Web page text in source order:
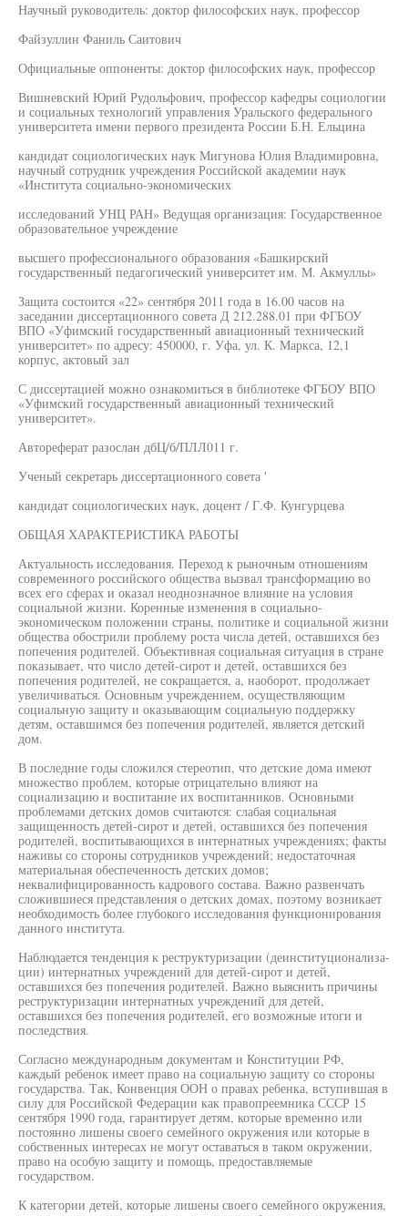
Научный руководитель: доктор философских наук, профессор
Файзуллин Фаниль Саитович
Официальные оппоненты: доктор философских наук, профессор
Вишневский Юрий Рудольфович, профессор кафедры социологии
и социальных технологий управления Уральского федерального
университета имени первого президента России Б.Н. Ельцина
кандидат социологических наук Мигунова Юлия Владимировна,
научный сотрудник учреждения Российской академии наук
«Института социально-экономических
исследований УНЦ РАН» Ведущая организация: Государственное
образовательное учреждение
высшего профессионального образования «Башкирский
государственный педагогический университет им. М. Акмуллы»
Защита состоится «22» сентября 2011 года в 16.00 часов на
заседании диссертационного совета Д 212.288.01 при ФГБОУ
ВПО «Уфимский государственный авиационный технический
университет» по адресу: 450000, г. Уфа, ул. К. Маркса, 12,1
корпус, актовый зал
С диссертацией можно ознакомиться в библиотеке ФГБОУ ВПО
«Уфимский государственный авиационный технический
университет».
Автореферат разослан дбЦ/б/ПЛЛ011 г.
Ученый секретарь диссертационного совета '
кандидат социологических наук, доцент / Г.Ф. Кунгурцева
ОБЩАЯ ХАРАКТЕРИСТИКА РАБОТЫ
Актуальность исследования. Переход к рыночным отношениям
современного российского общества вызвал трансформацию во
всех его сферах и оказал неоднозначное влияние на условия
социальной жизни. Коренные изменения в социально-
экономическом положении страны, политике и социальной жизни
общества обострили проблему роста числа детей, оставшихся без
попечения родителей. Объективная социальная ситуация в стране
показывает, что число детей-сирот и детей, оставшихся без
попечения родителей, не сокращается, а, наоборот, продолжает
увеличиваться. Основным учреждением, осуществляющим
социальную защиту и оказывающим социальную поддержку
детям, оставшимся без попечения родителей, является детский
дом.
В последние годы сложился стереотип, что детские дома имеют
множество проблем, которые отрицательно влияют на
социализацию и воспитание их воспитанников. Основными
проблемами детских домов считаются: слабая социальная
защищенность детей-сирот и детей, оставшихся без попечения
родителей, воспитывающихся в интернатных учреждениях; факты
наживы со стороны сотрудников учреждений; недостаточная
материальная обеспеченность детских домов;
неквалифицированность кадрового состава. Важно развенчать
сложившиеся представления о детских домах, поэтому возникает
необходимость более глубокого исследования функционирования
данного института.
Наблюдается тенденция к реструктуризации (деинституционализа-
ции) интернатных учреждений для детей-сирот и детей,
оставшихся без попечения родителей. Важно выяснить причины
реструктуризации интернатных учреждений для детей,
оставшихся без попечения родителей, его возможные итоги и
последствия.
Согласно международным документам и Конституции РФ,
каждый ребенок имеет право на социальную защиту со стороны
государства. Так, Конвенция ООН о правах ребенка, вступившая в
силу для Российской Федерации как правопреемника СССР 15
сентября 1990 года, гарантирует детям, которые временно или
постоянно лишены своего семейного окружения или которые в
собственных интересах не могут оставаться в таком окружении,
право на особую защиту и помощь, предоставляемые
государством.
К категории детей, которые лишены своего семейного окружения,